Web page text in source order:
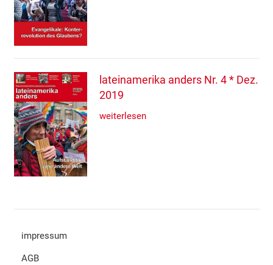
lateinamerika anders Nr. 4 * Dez.
2019
weiterlesen
impressum
AGB